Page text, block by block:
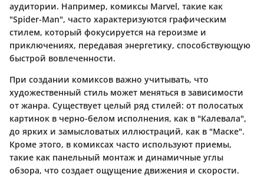
аудитории. Например, комиксы Marvel, такие как
"Spider-Man", часто характеризуются графическим
стилем, который фокусируется на героизме и
приключениях, передавая энергетику, способствующую
быстрой вовлеченности.
При создании комиксов важно учитывать, что
художественный стиль может меняться в зависимости
от жанра. Существует целый ряд стилей: от полосатых
картинок в черно-белом исполнения, как в "Калевала",
до ярких и замысловатых иллюстраций, как в "Маске".
Кроме этого, в комиксах часто используют приемы,
такие как панельный монтаж и динамичные углы
обзора, что создает ощущение движения и скорости.